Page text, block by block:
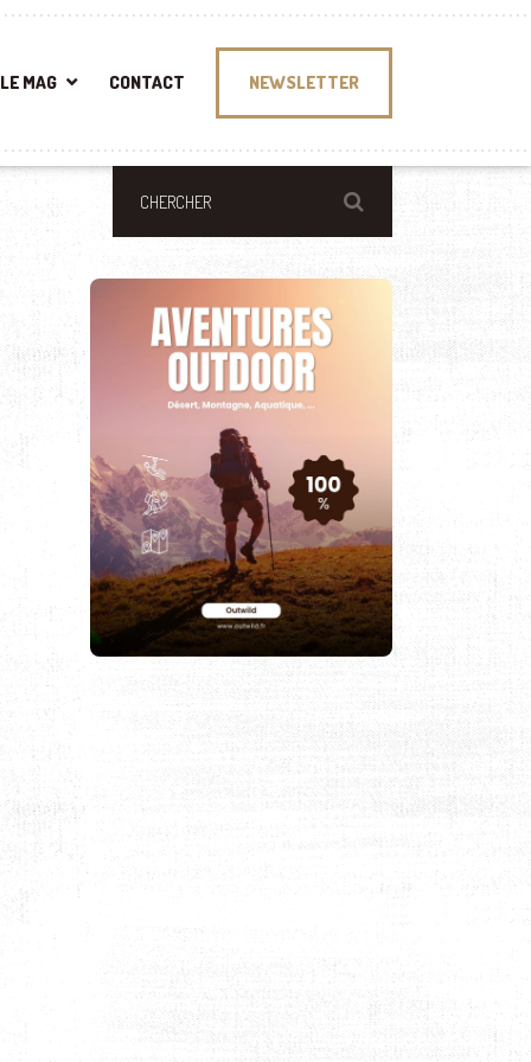
LE MAG CONTACT NEWSLETTER